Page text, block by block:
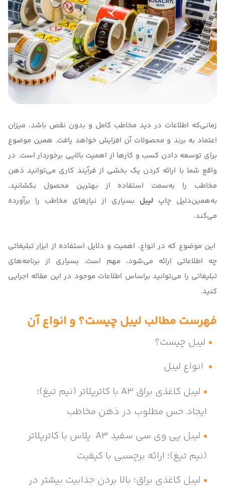
زمانی‌که اطلاعات در دید مخاطب کامل و بدون نقص باشد، میزان
اعتماد به برند و محصولات آن افزایش خواهد یافت. همین موضوع
برای توسعه دادن کسب و کارها از اهمیت بالایی برخوردار است. در
واقع شما با ارائه کردن یک بخشی از فرآیند کاری می‌توانید ذهن
مخاطب را به‌سمت استفاده از بهترین محصول بکشانید.
به‌همین‌دلیل چاپ لیبل بسیاری از نیازهای مخاطب را برآورده
می‌کند.
این موضوع که در انواع، اهمیت و دلایل استفاده از ابزار تبلیغاتی
چه اطلاعاتی ارائه می‌شود، مهم است. بسیاری از برنامه‌های
تبلیغاتی را می‌توانید براساس اطلاعات موجود در این مقاله اجرایی
کنید.
فهرست مطالب لیبل چیست؟ و انواع آن
لیبل چیست؟
انواع لیبل
لیبل کاغذی براق A3 با کاترپلاتر (نیم تیغ)؛
ایجاد حس مطلوب در ذهن مخاطب
لیبل پی وی سی سفید A3 پلاس با کاترپلاتر
(نیم تیغ)؛ ارائه برچسبی با کیفیت
لیبل کاغذی براق؛ بالا بردن جذابیت بیشتر در